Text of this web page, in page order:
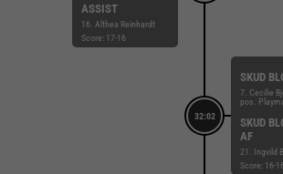
ASSIST
16. Althea Reinhardt
Score: 17-16
32:02
SKUD
7. Cecilie
pos.
SKUD
AF
21. Ingvild
Score: 16-